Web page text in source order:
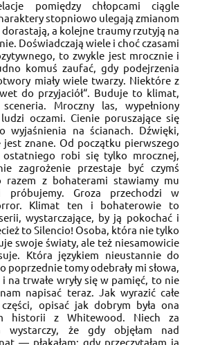
pomiędzy chłopcami ciągle
stopniowo ulegają zmianom
a kolejne traumy rzutyją na
Doświadczają wiele i choć czasami
to zwykle jest mrocznie i
komuś zaufać, gdy podejrzenia
miały wiele twarzy. Niektóre z
do przyjaciół“. Buduje to klimat,
Mroczny las, wypełniony
oczami. Cienie poruszające się
wyjaśnienia na ścianach. Dźwięki,
jest znane. Od początku pierwszego
robi się tylko mrocznej,
zagrożenie przestaje być czymś
razem z bohaterami stawiamy mu
próbujemy. Groza przechodzi w
Klimat ten i bohaterowie to
wystarczające, by ją pokochać i
to Silencio! Osoba, która nie tylko
swoje światy, ale też niesamowicie
Która językiem nieustannie do
poprzednie tomy odebrały mi słowa,
i na trwałe wryły się w pamięć, to nie
napisać teraz. Jak wyrazić całe
opisać jak dobrym była ona
historii z Whitewood. Niech za
wystarczy, że gdy objęłam nad
— płakałam; gdy przeczytałam ją